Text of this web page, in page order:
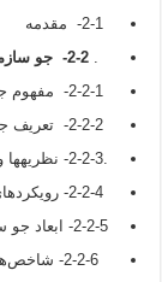
.2-2- جو سازمانی
2-2-2- تعریف جو سازمانی
.2-2-3- نظریه­ها و مطالعات در زمينه جو سازمانی
2-2-4- رویکردهای جو سازمانی
2-2-5- ابعاد جو سازماني
2-2-6- شاخص‌هاي جوّ سالم سازماني